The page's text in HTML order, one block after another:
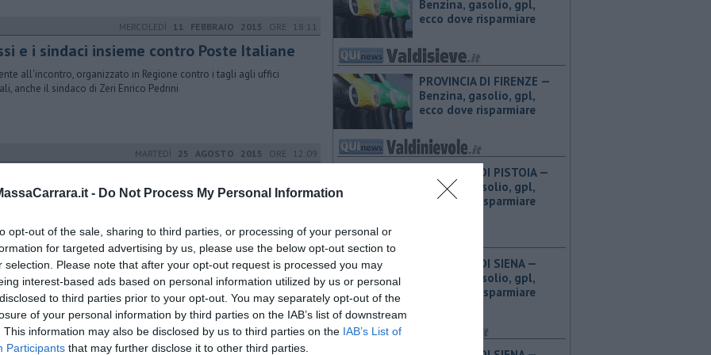
- Do Not Process My Personal Information
opt-out of the sale, sharing to third parties, or processing of your personal or
for targeted advertising by us, please use the below opt-out section to
selection. Please note that after your opt-out request is processed you may
interest-based ads based on personal information utilized by us or personal
to third parties prior to your opt-out. You may separately opt-out of the
of your personal information by third parties on the IAB’s list of downstream
This information may also be disclosed by us to third parties on the IAB’s List of
Participants that may further disclose it to other third parties.
MERCOLEDÌ 11 FEBBRAIO 2015 ORE 18:11
e i sindaci insieme contro Poste Italiane
all'incontro, organizzato in Regione contro i tagli agli uffici
anche il sindaco di Zeri Enrico Pedrini
MARTEDÌ 25 AGOSTO 2015 ORE 12:09
di: Lavori Pubblici, Servizi a Rete, Protezione Civile e Mobilità
GIOVEDÌ02 FEBBRAIO 2017ORE 09:00
comunale è un salasso"
l'Assessore Gianfranceschi: "Situazione insostenibile.
un incontro con il Ministero, è a rischio la vita dei Comuni"
Benzina, gasolio, gpl,
ecco dove risparmiare
PROVINCIA DI FIRENZE — ​
Benzina, gasolio, gpl,
ecco dove risparmiare
PROVINCIA DI PISTOIA — ​
Benzina, gasolio, gpl,
ecco dove risparmiare
PROVINCIA DI SIENA — ​
Benzina, gasolio, gpl,
ecco dove risparmiare